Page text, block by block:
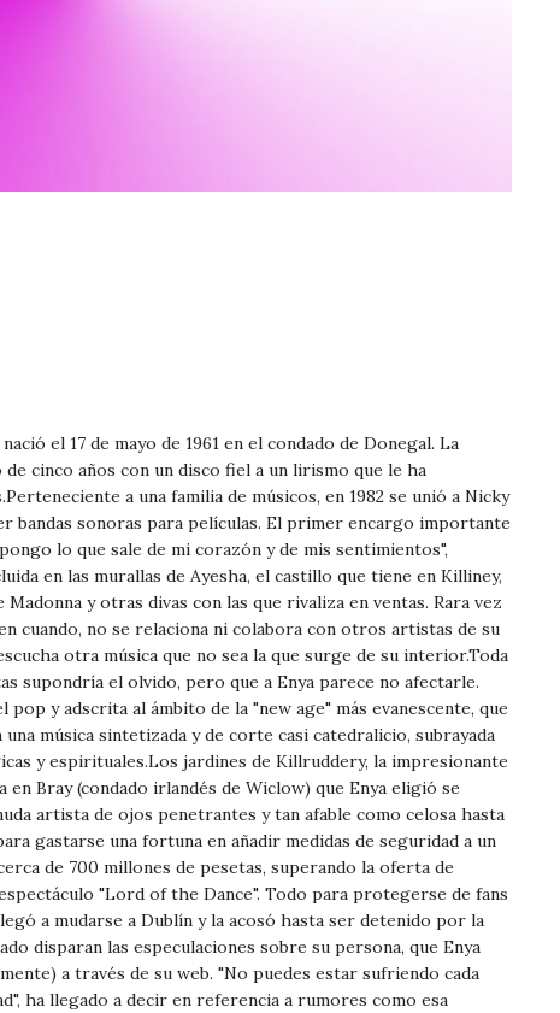
el 17 de mayo de 1961 en el condado de Donegal. La
cinco años con un disco fiel a un lirismo que le ha
a una familia de músicos, en 1982 se unió a Nicky
bandas sonoras para películas. El primer encargo importante
lo que sale de mi corazón y de mis sentimientos",
en las murallas de Ayesha, el castillo que tiene en Killiney,
y otras divas con las que rivaliza en ventas. Rara vez
cuando, no se relaciona ni colabora con otros artistas de su
otra música que no sea la que surge de su interior.Toda
supondría el olvido, pero que a Enya parece no afectarle.
y adscrita al ámbito de la "new age" más evanescente, que
una música sintetizada y de corte casi catedralicio, subrayada
y espirituales.Los jardines de Killruddery, la impresionante
Bray (condado irlandés de Wiclow) que Enya eligió se
artista de ojos penetrantes y tan afable como celosa hasta
gastarse una fortuna en añadir medidas de seguridad a un
de 700 millones de pesetas, superando la oferta de
"Lord of the Dance". Todo para protegerse de fans
a mudarse a Dublín y la acosó hasta ser detenido por la
disparan las especulaciones sobre su persona, que Enya
a través de su web. "No puedes estar sufriendo cada
ha llegado a decir en referencia a rumores como esa